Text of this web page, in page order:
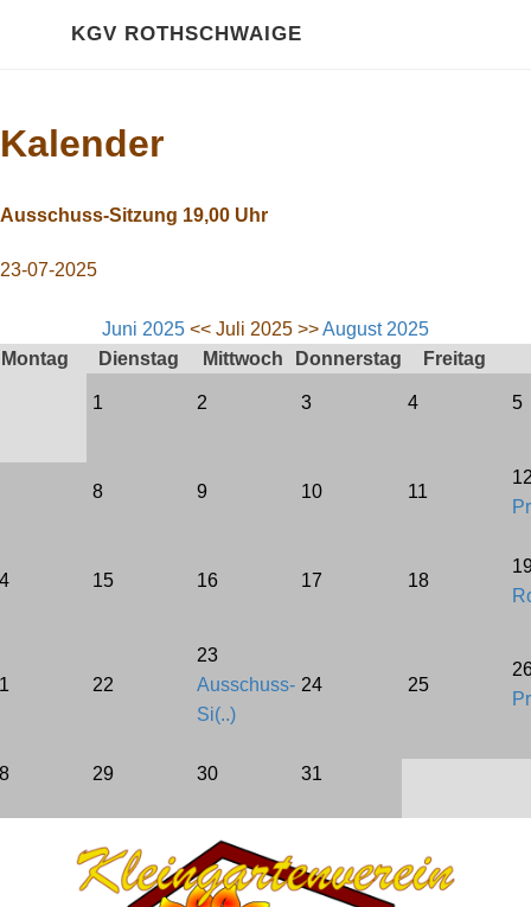
KGV ROTHSCHWAIGE
Kalender
Gartenordnung
Bebauungsplan
Kalender
Ausschuss-Sitzung 19,00 Uhr
23-07-2025
Juni 2025 << Juli 2025 >>August 2025
Montag
Dienstag Mittwoch Donnerstag Freitag
1 2 3 4 5
8 9 10 11
15 16 17 18
22
23
Ausschuss-
Si(..)
24 25
29 30 31